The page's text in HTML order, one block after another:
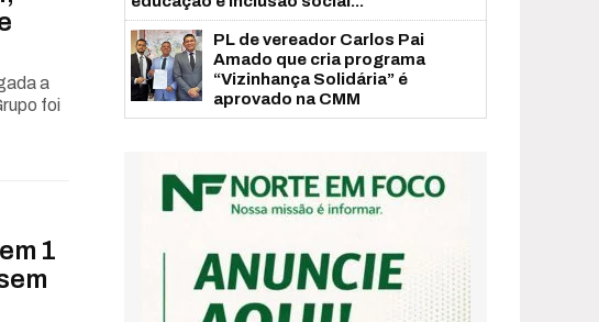
a
foi
1
PL de vereador Carlos Pai
Amado que cria programa
“Vizinhança Solidária” é
aprovado na CMM